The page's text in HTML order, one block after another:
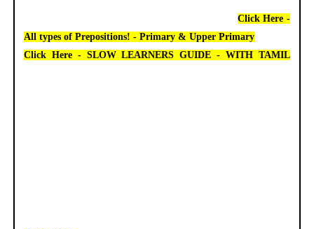
Click Here -
All types of Prepositions! - Primary & Upper Primary
Click Here - SLOW LEARNERS GUIDE - WITH TAMIL